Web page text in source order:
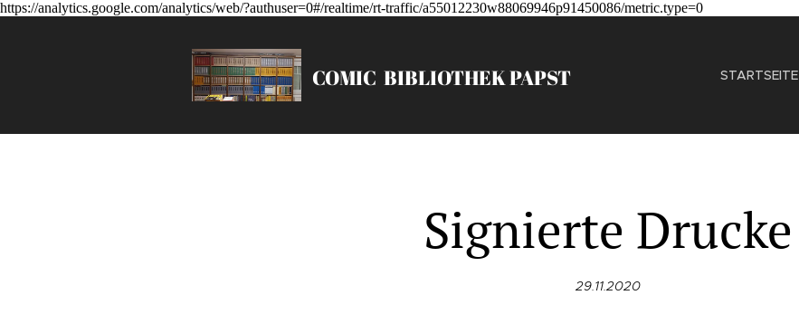
https://analytics.google.com/analytics/web/?authuser=0#/realtime/rt-traffic/a55012230w88069946p91450086/metric.type=0
COMIC BIBLIOTHEKPAPST STARTSEITE
Signierte Drucke
29.11.2020